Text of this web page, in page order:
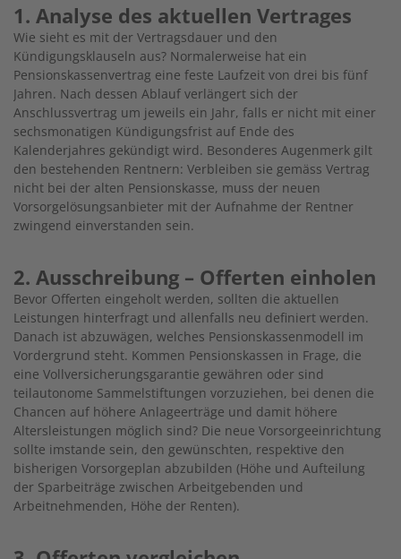
1. Analyse des aktuellen Vertrages
Wie sieht es mit der Vertragsdauer und den
Kündigungsklauseln aus? Normalerweise hat ein
Pensionskassenvertrag eine feste Laufzeit von drei bis fünf
Jahren. Nach dessen Ablauf verlängert sich der
Anschlussvertrag um jeweils ein Jahr, falls er nicht mit einer
sechsmonatigen Kündigungsfrist auf Ende des
Kalenderjahres gekündigt wird. Besonderes Augenmerk gilt
den bestehenden Rentnern: Verbleiben sie gemäss Vertrag
nicht bei der alten Pensionskasse, muss der neuen
Vorsorgelösungsanbieter mit der Aufnahme der Rentner
zwingend einverstanden sein.
2. Ausschreibung – Offerten einholen
Bevor Offerten eingeholt werden, sollten die aktuellen
Leistungen hinterfragt und allenfalls neu definiert werden.
Danach ist abzuwägen, welches Pensionskassenmodell im
Vordergrund steht. Kommen Pensionskassen in Frage, die
eine Vollversicherungsgarantie gewähren oder sind
teilautonome Sammelstiftungen vorzuziehen, bei denen die
Chancen auf höhere Anlageerträge und damit höhere
Altersleistungen möglich sind? Die neue Vorsorgeeinrichtung
sollte imstande sein, den gewünschten, respektive den
bisherigen Vorsorgeplan abzubilden (Höhe und Aufteilung
der Sparbeiträge zwischen Arbeitgebenden und
Arbeitnehmenden, Höhe der Renten).